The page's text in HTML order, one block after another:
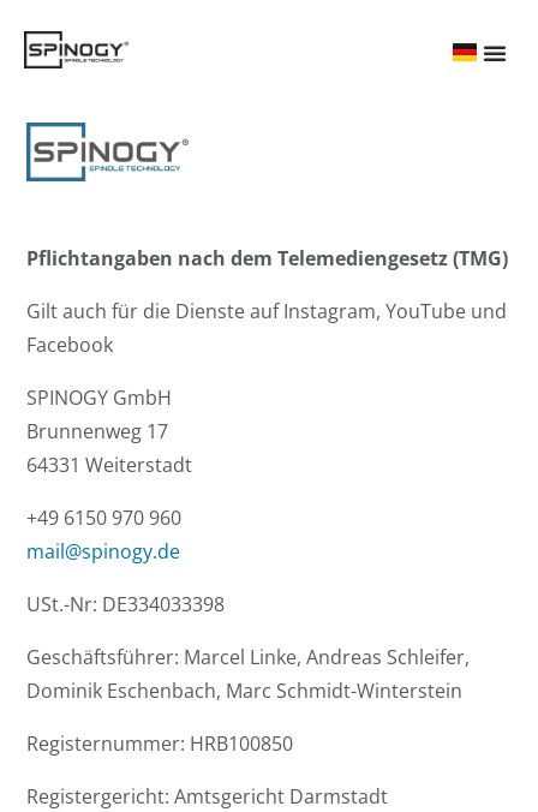
Pflichtangaben nach dem Telemediengesetz (TMG)
Gilt auch für die Dienste auf Instagram, YouTube und
Facebook
SPINOGY GmbH
Brunnenweg 17
64331 Weiterstadt
+49 6150 970 960
mail@spinogy.de
USt.-Nr: DE334033398
Geschäftsführer: Marcel Linke, Andreas Schleifer,
Dominik Eschenbach, Marc Schmidt-Winterstein
Registernummer: HRB100850
Registergericht: Amtsgericht Darmstadt